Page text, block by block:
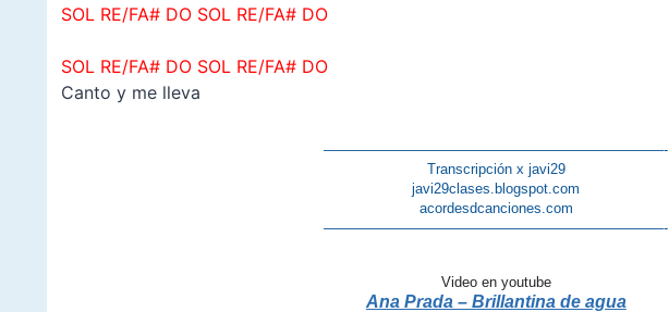
SOL RE/FA# DO SOL RE/FA# DO
SOL RE/FA# DO SOL RE/FA# DO
Canto y me lleva
————————————————————————-
Transcripción x javi29
javi29clases.blogspot.com
acordesdcanciones.com
————————————————————————-
Video en youtube
Ana Prada – Brillantina de agua